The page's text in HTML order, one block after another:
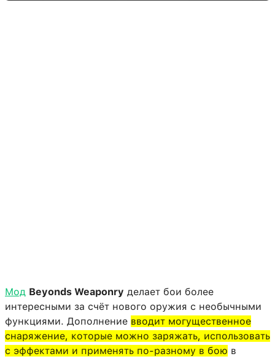
Мод Beyonds Weaponry делает бои более
интересными за счёт нового оружия с необычными
функциями. Дополнение вводит могущественное
снаряжение, которые можно заряжать, использовать
с эффектами и применять по-разному в бою в